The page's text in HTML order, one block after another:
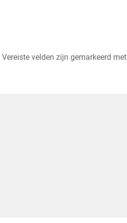
Vereiste velden zijn gemarkeerd met